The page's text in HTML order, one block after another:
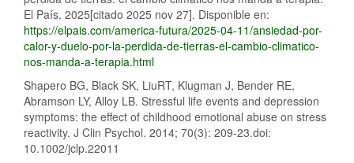
El País. 2025[citado 2025 nov 27]. Disponible en:
https://elpais.com/america-futura/2025-04-11/ansiedad-por-
calor-y-duelo-por-la-perdida-de-tierras-el-cambio-climatico-
nos-manda-a-terapia.html
Shapero BG, Black SK, LiuRT, Klugman J, Bender RE,
Abramson LY, Alloy LB. Stressful life events and depression
symptoms: the effect of childhood emotional abuse on stress
reactivity. J Clin Psychol. 2014; 70(3): 209-23.doi:
10.1002/jclp.22011